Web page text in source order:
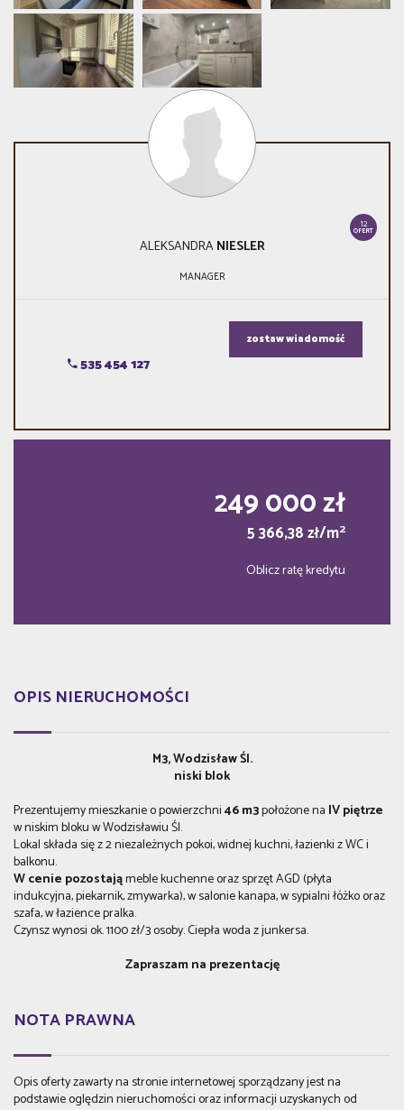
12
OFERT
ALEKSANDRANIESLER
MANAGER
535 454 127
zostaw wiadomość
249 000 zł
5 366,38 zł/m2
Oblicz ratę kredytu
OPIS NIERUCHOMOŚCI
M3, Wodzisław Śl.
niski blok
Prezentujemy mieszkanie o powierzchni46 m3położone na IV piętrze
w niskim bloku w Wodzisławiu Śl.
Lokal składa się z 2 niezależnych pokoi, widnej kuchni, łazienki z WC i
balkonu.
W cenie pozostająmeble kuchenne oraz sprzęt AGD (płyta
indukcyjna, piekarnik, zmywarka), w salonie kanapa, w sypialni łóżko oraz
szafa, w łazience pralka.
Czynsz wynosi ok. 1100 zł/3 osoby. Ciepła woda z junkersa.
Zapraszam na prezentację
NOTA PRAWNA
Opis oferty zawarty na stronie internetowej sporządzany jest na
podstawie oględzin nieruchomości oraz informacji uzyskanych od